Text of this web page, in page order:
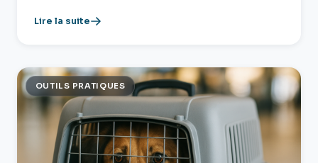
Lire la suite
OUTILS PRATIQUES